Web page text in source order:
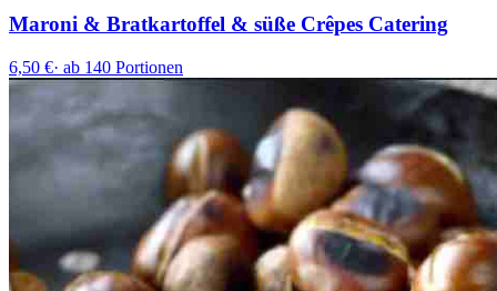
Maroni & Bratkartoffel & süße Crêpes Catering
6,50 €· ab 140 Portionen